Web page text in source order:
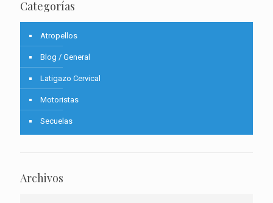
Categorías
Atropellos
Blog / General
Latigazo Cervical
Motoristas
Secuelas
Archivos